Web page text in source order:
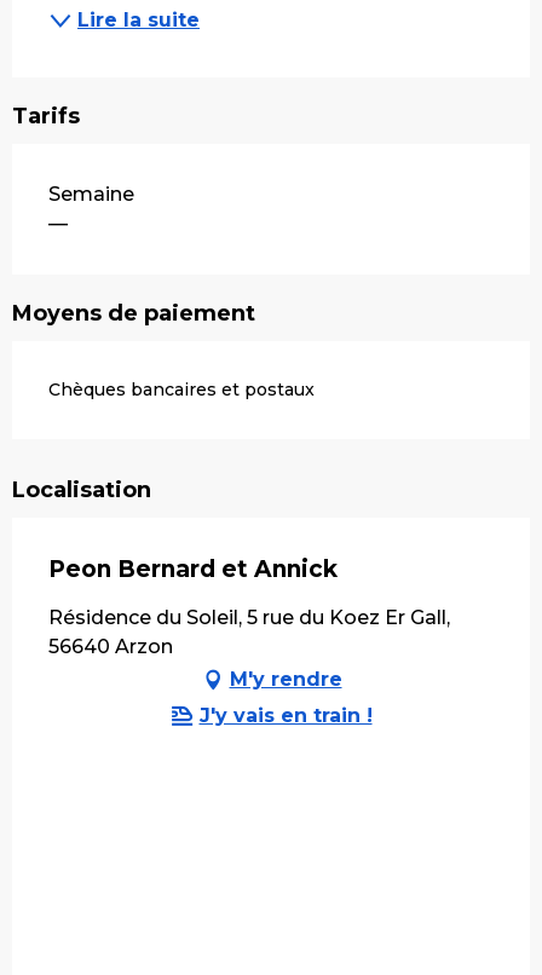
Lire la suite
Tarifs
Tarifs 2026
Semaine
—
Moyens de paiement
Chèques bancaires et postaux
Localisation
Peon Bernard et Annick
Résidence du Soleil, 5 rue du Koez Er Gall,
56640 Arzon
M'y rendre
J'y vais en train !